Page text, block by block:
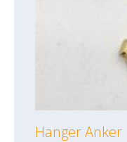
Hanger Anker